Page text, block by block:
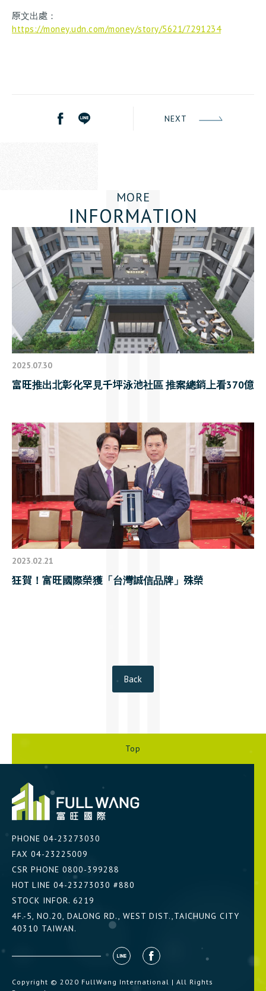
原文出處：
https://money.udn.com/money/story/5621/7291234
NEXT
MORE
INFORMATION
2025.07.30
富旺推出北彰化罕見千坪泳池社區 推案總銷上看370億
2023.02.21
狂賀！富旺國際榮獲「台灣誠信品牌」殊榮
Back
Top
PHONE 04-23273030
FAX 04-23225009
CSR PHONE 0800-399288
HOT LINE 04-23273030 #880
STOCK INFOR. 6219
4F.-5, NO.20, DALONG RD., WEST DIST.,TAICHUNG CITY
40310 TAIWAN.
Copyright © 2020 FullWang International | All Rights